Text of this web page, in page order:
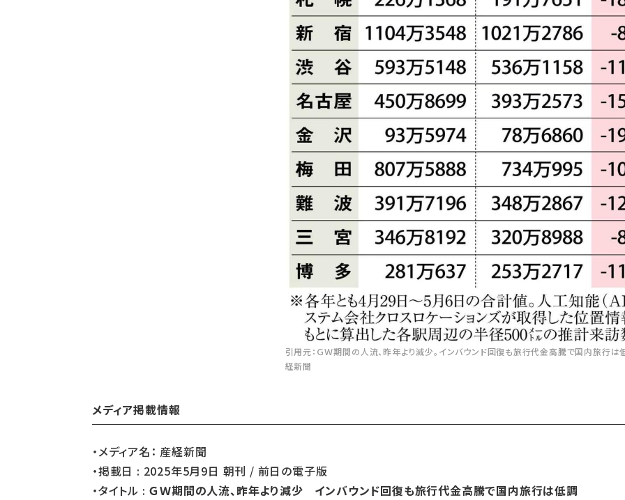
引用元：ＧＷ期間の人流、昨年より減少。インバウンド回復も旅行代金高騰で国内旅行は
経新聞
メディア掲載情報
・メディア名： 産経新聞
・掲載日 : 2025年5月9日 朝刊 / 前日の電子版
・タイトル : ＧＷ期間の人流、昨年より減少 インバウンド回復も旅行代金高騰で国内旅行は低調